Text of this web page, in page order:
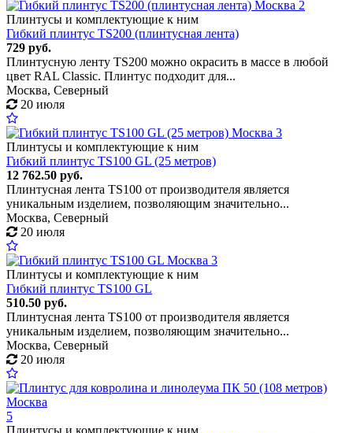
2
Плинтусы и комплектующие к ним
Гибкий плинтус TS200 (плинтусная лента)
729 руб.
Плинтусную ленту TS200 можно окрасить в массе в любой
цвет RAL Classic. Плинтус подходит для...
Москва, Северный
20 июля
3
Плинтусы и комплектующие к ним
Гибкий плинтус TS100 GL (25 метров)
12 762.50 руб.
Плинтусная лента TS100 от производителя является
уникальным изделием, позволяющим значительно...
Москва, Северный
20 июля
3
Плинтусы и комплектующие к ним
Гибкий плинтус TS100 GL
510.50 руб.
Плинтусная лента TS100 от производителя является
уникальным изделием, позволяющим значительно...
Москва, Северный
20 июля
5
Плинтусы и комплектующие к ним